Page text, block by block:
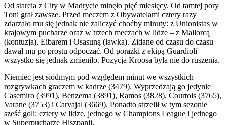
Od starcia z City w Madrycie minęło pięć miesięcy. Od tamtej pory
Toni grał zawsze. Przed meczem z Obywatelami cztery razy
zdarzało mu się jednak nie zaliczyć choćby minuty: z Unionistas w
krajowym pucharze oraz w trzech meczach w lidze – z Mallorcą
(kontuzja), Eibarem i Osasuną (ławka). Zidane od czasu do czasu
dawał mu po prostu odpocząć. Od porażki z ekipą Guardioli
wszystko się jednak zmieniło. Pozycja Kroosa była nie do ruszenia.
Niemiec jest siódmym pod względem minut we wszystkich
rozgrywkach graczem w kadrze (3479). Wyprzedzają go jedynie
Casemiro (3991), Benzema (3891), Ramos (3828), Courtois (3765),
Varane (3753) i Carvajal (3669). Ponadto strzelił w tym sezonie
sześć goli: cztery w lidze, jednego w Champions League i jednego
w Superpucharze Hiszpanii.